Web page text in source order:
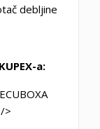
debljine
a:
>